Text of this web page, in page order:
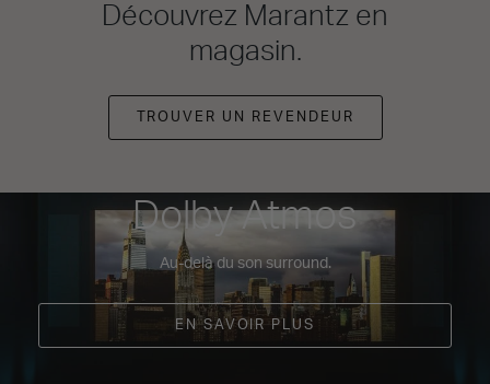
Découvrez Marantz en
magasin.
TROUVER UN REVENDEUR
Dolby Atmos
Au-delà du son surround.
EN SAVOIR PLUS